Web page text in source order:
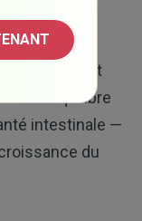
mais elle
L’idée est
» — l’équilibre
intestinale —
du